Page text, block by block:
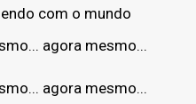
com o mundo
agora mesmo...
agora mesmo...